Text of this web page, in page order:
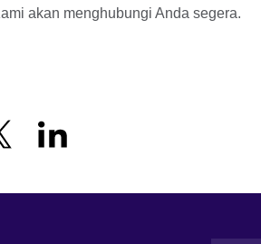
akan menghubungi Anda segera.